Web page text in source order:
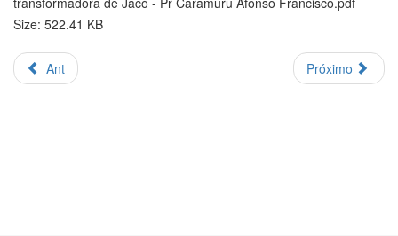
Size: 522.41 KB
Ant Próximo